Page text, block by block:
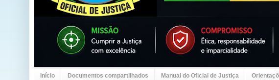
Início Documentos compartilhados Manual do Oficial de Justiça